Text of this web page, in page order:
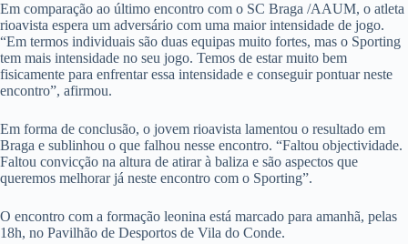
Em comparação ao último encontro com o SC Braga /AAUM, o atleta
rioavista espera um adversário com uma maior intensidade de jogo.
“Em termos individuais são duas equipas muito fortes, mas o Sporting
tem mais intensidade no seu jogo. Temos de estar muito bem
fisicamente para enfrentar essa intensidade e conseguir pontuar neste
encontro”, afirmou.
Em forma de conclusão, o jovem rioavista lamentou o resultado em
Braga e sublinhou o que falhou nesse encontro. “Faltou objectividade.
Faltou convicção na altura de atirar à baliza e são aspectos que
queremos melhorar já neste encontro com o Sporting”.
O encontro com a formação leonina está marcado para amanhã, pelas
18h, no Pavilhão de Desportos de Vila do Conde.